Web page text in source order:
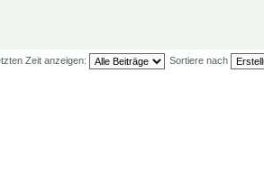
Zeit anzeigen: Sortiere nach